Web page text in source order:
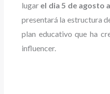
lugar el dia 5 de agosto
presentará la estructura
plan educativo que ha
influencer.